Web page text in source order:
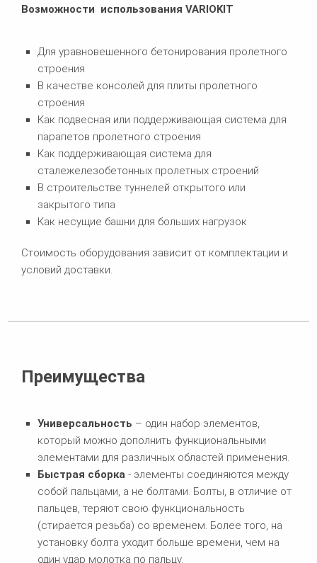
Возможности использования VARIOKIT
Для уравновешенного бетонирования пролетного
строения
В качестве консолей для плиты пролетного
строения
Как подвесная или поддерживающая система для
парапетов пролетного строения
Как поддерживающая система для
сталежелезобетонных пролетных строений
В строительстве туннелей открытого или
закрытого типа
Как несущие башни для больших нагрузок
Стоимость оборудования зависит от комплектации и
условий доставки.
Преимущества
Универсальность – один набор элементов,
который можно дополнить функциональными
элементами для различных областей применения.
Быстрая сборка- элементы соединяются между
собой пальцами, а не болтами. Болты, в отличие от
пальцев, теряют свою функциональность
(стирается резьба) со временем. Более того, на
установку болта уходит больше времени, чем на
один удар молотка по пальцу.